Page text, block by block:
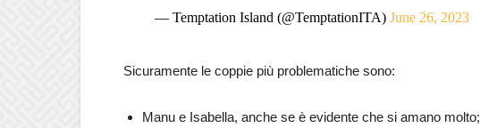
— Temptation Island (@TemptationITA) June 26, 2023
Sicuramente le coppie più problematiche sono:
Manu e Isabella, anche se è evidente che si amano molto;